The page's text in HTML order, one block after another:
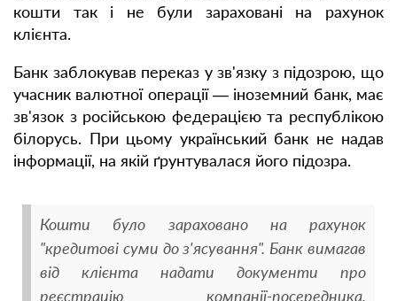
кошти так і не були зараховані на рахунок
клієнта.
Банк заблокував переказ у зв'язку з підозрою, що
учасник валютної операції — іноземний банк, має
зв'язок з російською федерацією та республікою
білорусь. При цьому український банк не надав
інформації, на якій ґрунтувалася його підозра.
Кошти було зараховано на рахунок
"кредитові суми до з'ясування". Банк вимагав
від клієнта надати документи про
реєстрацію компанії-посередника,